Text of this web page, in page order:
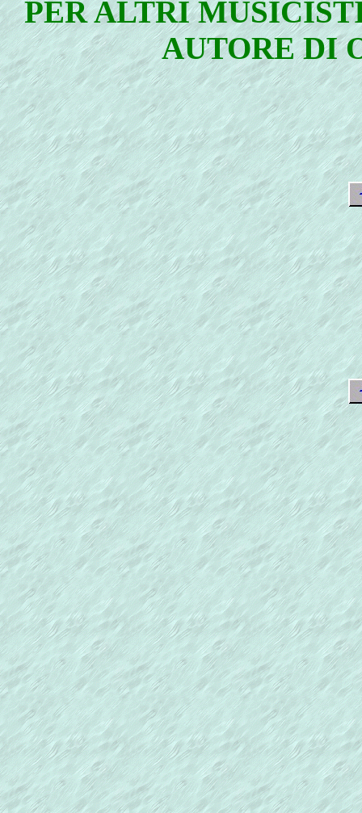
PER ALTRI
AUTORE DI